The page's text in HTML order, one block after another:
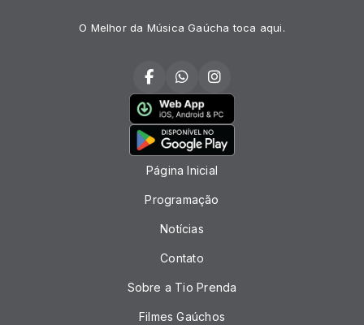
O Melhor da Música Gaúcha toca aqui.
Página Inicial
Programação
Notícias
Contato
Sobre a Tio Prenda
Filmes Gaúchos